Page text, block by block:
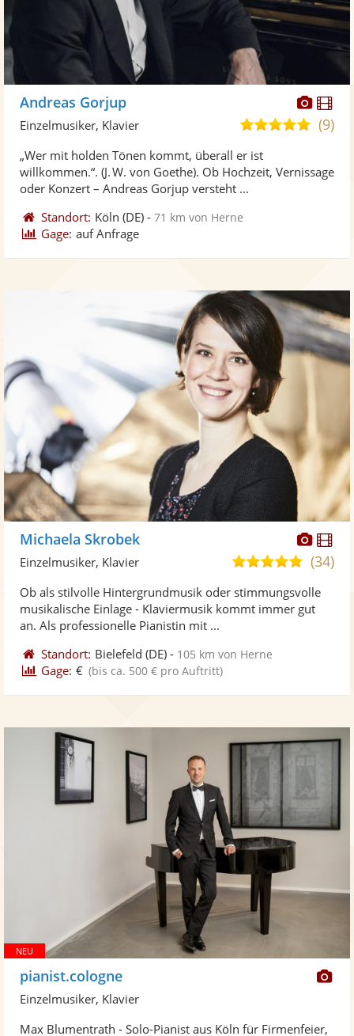
Andreas Gorjup
4,9
Sternen
(9)
Einzelmusiker, Klavier
„Wer mit holden Tönen kommt, überall er ist
willkommen.“. (J. W. von Goethe). Ob Hochzeit, Vernissage
oder Konzert – Andreas Gorjup versteht ...
Standort: Köln (DE) -71 km von Herne
Gage: auf Anfrage
Fotos
Michaela Skrobek
4,9
5
Sternen
(34)
Einzelmusiker, Klavier
Ob als stilvolle Hintergrundmusik oder stimmungsvolle
musikalische Einlage - Klaviermusik kommt immer gut
an. Als professionelle Pianistin mit ...
Standort: Bielefeld (DE) - 105 km von Herne
Gage: € (bis ca. 500 € pro Auftritt)
pianist.cologne
Einzelmusiker, Klavier
Max Blumentrath - Solo-Pianist aus Köln für Firmenfeier,